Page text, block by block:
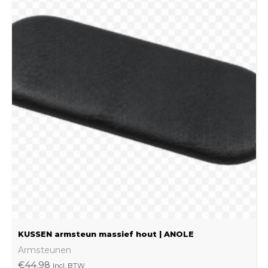
KUSSEN armsteun massief hout | ANOLE
Armsteunen
€44.98 Incl. BTW
meerdere
gekozen
worden